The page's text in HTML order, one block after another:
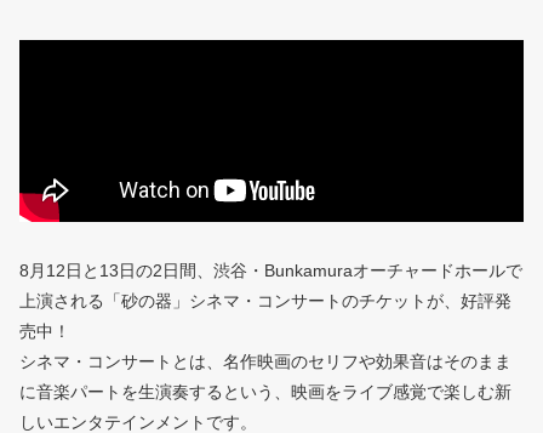
8月12日と13日の2日間、渋谷・Bunkamuraオーチャードホールで
上演される「砂の器」シネマ・コンサートのチケットが、好評発
売中！
シネマ・コンサートとは、名作映画のセリフや効果音はそのまま
に音楽パートを生演奏するという、映画をライブ感覚で楽しむ新
しいエンタテインメントです。